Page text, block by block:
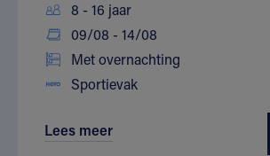
8 - 16 jaar
09/08 - 14/08
Met overnachting
Sportievak
Lees meer